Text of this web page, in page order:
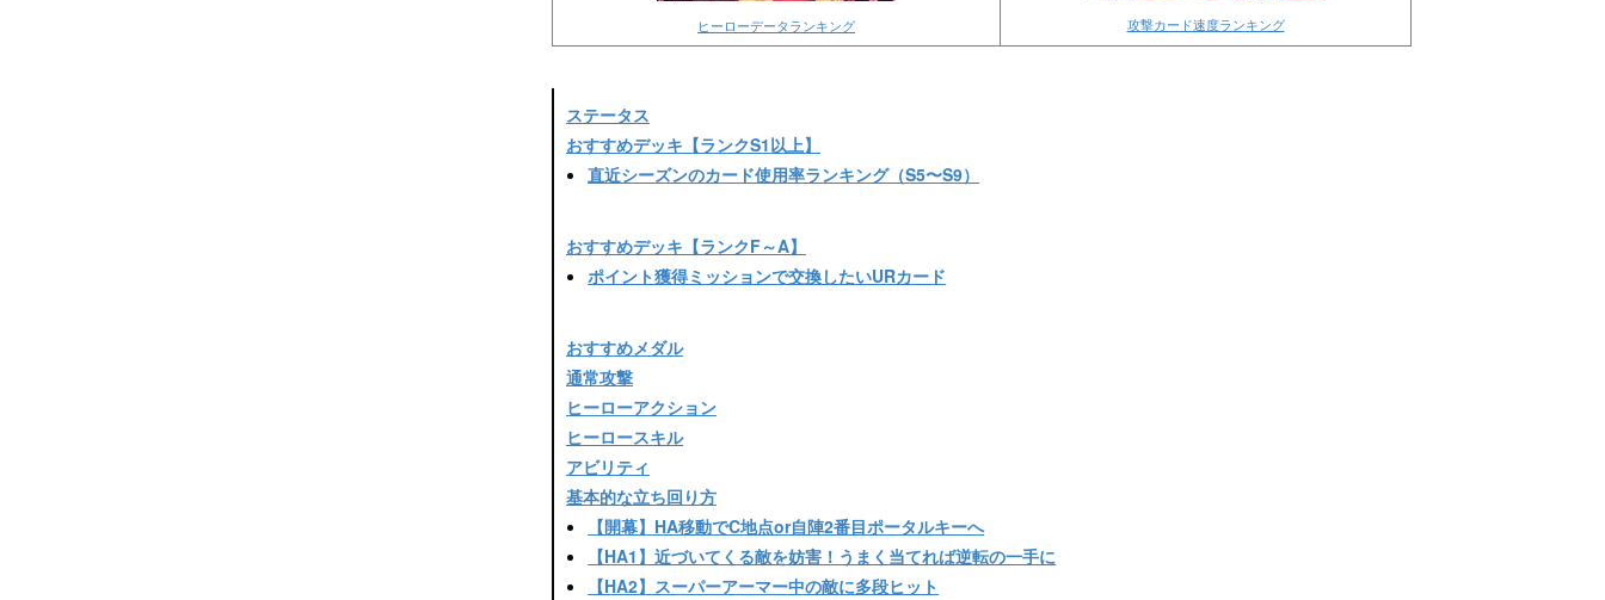
ヒーローデータランキング 攻撃カード速度ランキング
ステータス
おすすめデッキ【ランクS1以上】
直近シーズンのカード使用率ランキング（S5〜S9）
おすすめデッキ【ランクF～A】
ポイント獲得ミッションで交換したいURカード
おすすめメダル
通常攻撃
ヒーローアクション
ヒーロースキル
アビリティ
基本的な立ち回り方
【開幕】HA移動でC地点or自陣2番目ポータルキーへ
【HA1】近づいてくる敵を妨害！うまく当てれば逆転の一手に
【HA2】スーパーアーマー中の敵に多段ヒット